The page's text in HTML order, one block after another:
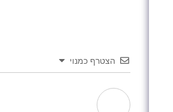
הצטרף כמנוי